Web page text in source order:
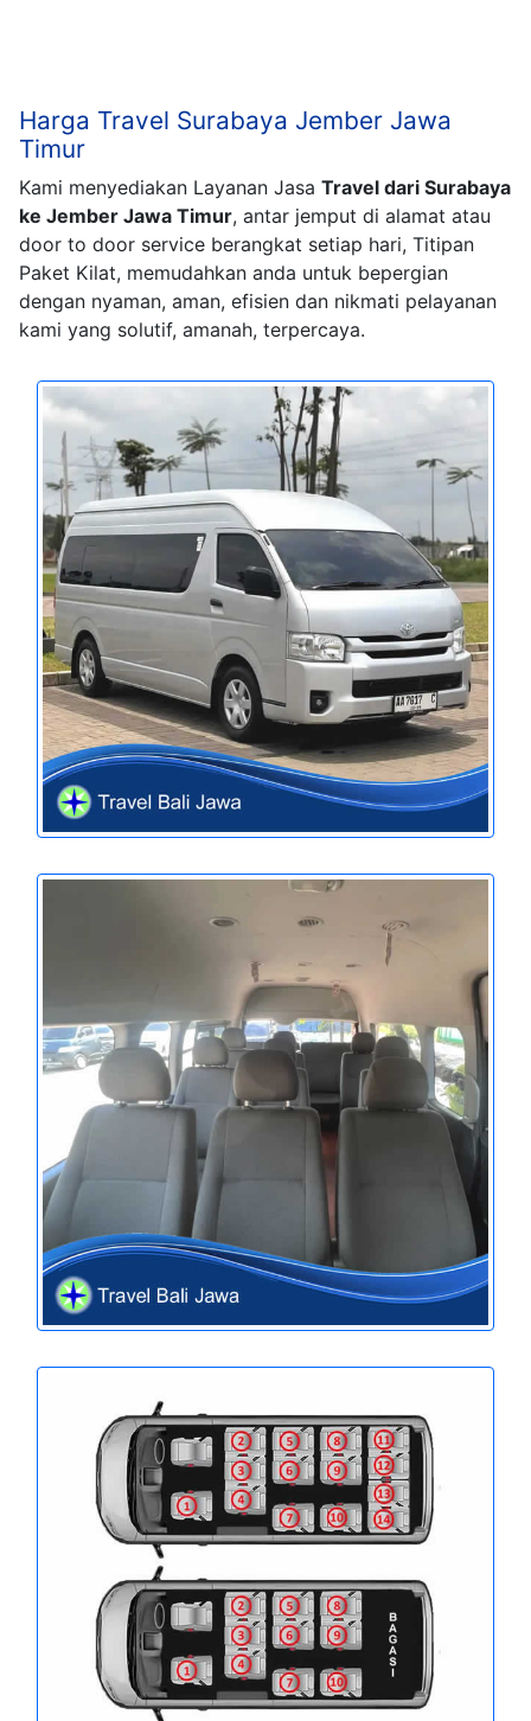
Harga Travel Surabaya Jember Jawa
Timur
Kami menyediakan Layanan Jasa Travel dari Surabaya
ke Jember Jawa Timur, antar jemput di alamat atau
door to door service berangkat setiap hari, Titipan
Paket Kilat, memudahkan anda untuk bepergian
dengan nyaman, aman, efisien dan nikmati pelayanan
kami yang solutif, amanah, terpercaya.